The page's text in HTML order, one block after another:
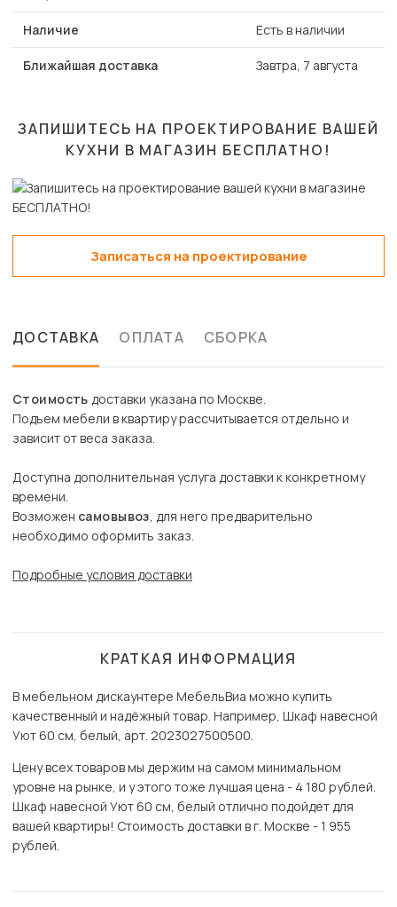
Наличие Есть в наличии
Ближайшая доставка Завтра, 7 августа
ЗАПИШИТЕСЬ НА ПРОЕКТИРОВАНИЕ ВАШЕЙ
КУХНИ В МАГАЗИН БЕСПЛАТНО!
Записаться на проектирование
ДОСТАВКА ОПЛАТА СБОРКА
Стоимость доставки указана по Москве.
Подъем мебели в квартиру рассчитывается отдельно и
зависит от веса заказа.
Доступна дополнительная услуга доставки к конкретному
времени.
Возможен самовывоз, для него предварительно
необходимо оформить заказ.
Подробные условия доставки
КРАТКАЯ ИНФОРМАЦИЯ
В мебельном дискаунтере МебельВиа можно купить
качественный и надёжный товар. Например, Шкаф навесной
Уют 60 см, белый, арт. 2023027500500.
Цену всех товаров мы держим на самом минимальном
уровне на рынке, и у этого тоже лучшая цена - 4 180 рублей.
Шкаф навесной Уют 60 см, белый отлично подойдет для
вашей квартиры! Стоимость доставки в г. Москве - 1 955
рублей.